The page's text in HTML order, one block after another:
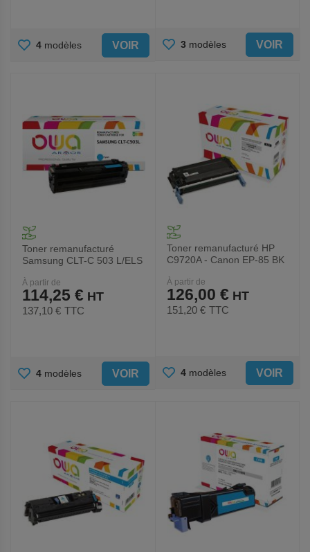
AJOUTER
4 modèles VOIR AJOUTER
3 modèles VOIR
Toner remanufacturé
Samsung CLT-C 503 L/ELS
À partir de
114,25 €
137,10 € TTC
AJOUTER
4 modèles VOIR
Toner remanufacturé HP
C9720A - Canon EP-85 BK
À partir de
126,00 €
151,20 € TTC
AJOUTER
4 modèles VOIR